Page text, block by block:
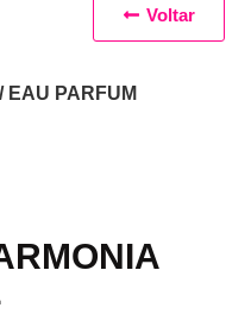
/ EAU PARFUM
Voltar